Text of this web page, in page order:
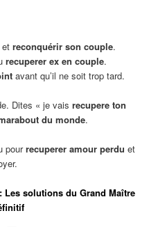
reconquérir son couple.
recuperer ex en couple.
avant qu’il ne soit trop tard.
Dites « je vaisrecupere ton
du monde.
pourrecuperer amour perdu et
Les solutions du Grand Maître